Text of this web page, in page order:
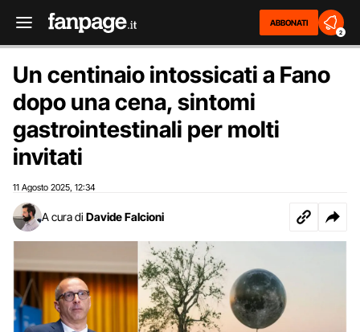
ABBONATI
2
Un centinaio intossicati a Fano
dopo una cena, sintomi
gastrointestinali per molti
invitati
11 Agosto 2025 12:34
A cura di Davide Falcioni